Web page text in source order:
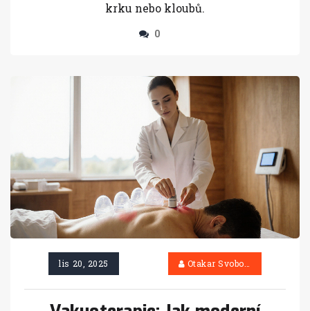
krku nebo kloubů.
0
lis 20, 2025 Otakar Svoboda